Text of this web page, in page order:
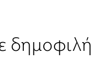
δημοφιλή